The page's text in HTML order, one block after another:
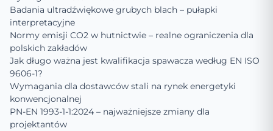
Badania ultradźwiękowe grubych blach – pułapki
interpretacyjne
Normy emisji CO2 w hutnictwie – realne ograniczenia dla
polskich zakładów
Jak długo ważna jest kwalifikacja spawacza według EN ISO
9606-1?
Wymagania dla dostawców stali na rynek energetyki
konwencjonalnej
PN-EN 1993-1-1:2024 – najważniejsze zmiany dla
projektantów